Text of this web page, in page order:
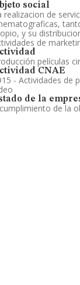
social
realizacion de
y su
de
películas
CNAE
- Actividades de
de la
de la